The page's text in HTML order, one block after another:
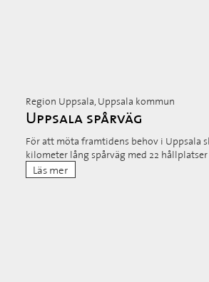
Region Uppsala, Uppsala kommun
Uppsala spårväg
För att möta framtidens behov i Uppsala
kilometer lång spårväg med 22 hållplatser
Läs mer